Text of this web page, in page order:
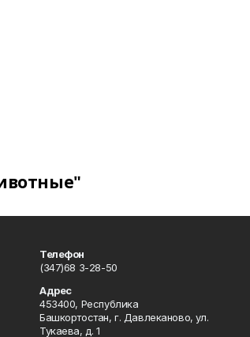
Телефон
(347)68 3-28-50
Адрес
453400, Республика
Башкортостан, г. Давлеканово, ул.
Тукаева, д. 1